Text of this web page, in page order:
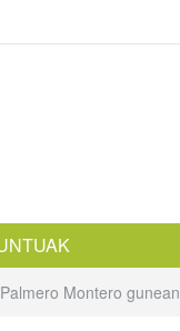
Montero gunean